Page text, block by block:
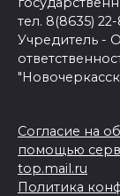
тел. 8(8635)
Учредитель -
Согласие на
помощью
top.mail.ru
Политика